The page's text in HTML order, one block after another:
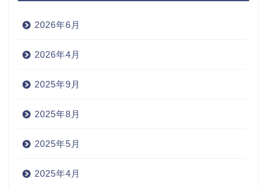
2026年6月
2026年4月
2025年9月
2025年8月
2025年5月
2025年4月